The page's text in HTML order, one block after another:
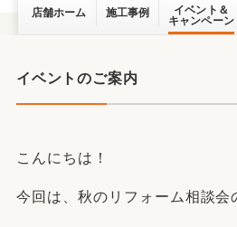
店舗ホーム 施工事例
イベント＆
キャンペーン
イベントのご案内
こんにちは！
今回は、秋のリフォーム相談会